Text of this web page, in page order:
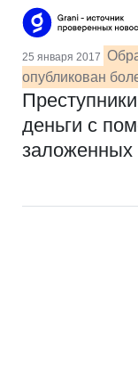
25 января 2017
опубликован
деньги с
заложенных